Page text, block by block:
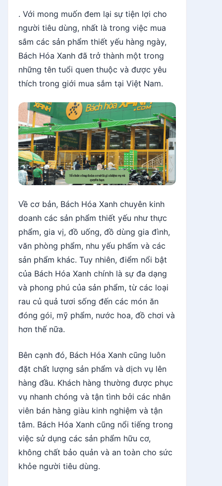
. Với mong muốn đem lại sự tiện lợi cho
người tiêu dùng, nhất là trong việc mua
sắm các sản phẩm thiết yếu hàng ngày,
Bách Hóa Xanh đã trở thành một trong
những tên tuổi quen thuộc và được yêu
thích trong giới mua sắm tại Việt Nam.
Về cơ bản, Bách Hóa Xanh chuyên kinh
doanh các sản phẩm thiết yếu như thực
phẩm, gia vị, đồ uống, đồ dùng gia đình,
văn phòng phẩm, nhu yếu phẩm và các
sản phẩm khác. Tuy nhiên, điểm nổi bật
của Bách Hóa Xanh chính là sự đa dạng
và phong phú của sản phẩm, từ các loại
rau củ quả tươi sống đến các món ăn
đóng gói, mỹ phẩm, nước hoa, đồ chơi và
hơn thế nữa.
Bên cạnh đó, Bách Hóa Xanh cũng luôn
đặt chất lượng sản phẩm và dịch vụ lên
hàng đầu. Khách hàng thường được phục
vụ nhanh chóng và tận tình bởi các nhân
viên bán hàng giàu kinh nghiệm và tận
tâm. Bách Hóa Xanh cũng nổi tiếng trong
việc sử dụng các sản phẩm hữu cơ,
không chất bảo quản và an toàn cho sức
khỏe người tiêu dùng.